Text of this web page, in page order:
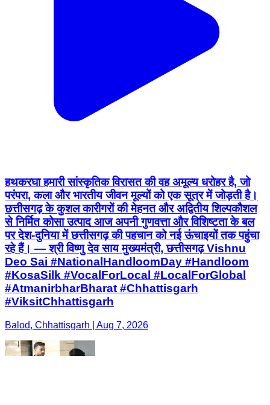
हथकरघा हमारी सांस्कृतिक विरासत की वह अमूल्य धरोहर है, जो
परंपरा, कला और भारतीय जीवन मूल्यों को एक सूत्र में जोड़ती है।
छत्तीसगढ़ के कुशल कारीगरों की मेहनत और अद्वितीय शिल्पकौशल
से निर्मित कोसा उत्पाद आज अपनी गुणवत्ता और विशिष्टता के बल
पर देश-दुनिया में छत्तीसगढ़ की पहचान को नई ऊंचाइयों तक पहुंचा
रहे हैं। — श्री विष्णु देव साय मुख्यमंत्री, छत्तीसगढ़ Vishnu
Deo Sai #NationalHandloomDay #Handloom
#KosaSilk #VocalForLocal #LocalForGlobal
#AtmanirbharBharat #Chhattisgarh
#ViksitChhattisgarh
Balod, Chhattisgarh | Aug 7, 2026